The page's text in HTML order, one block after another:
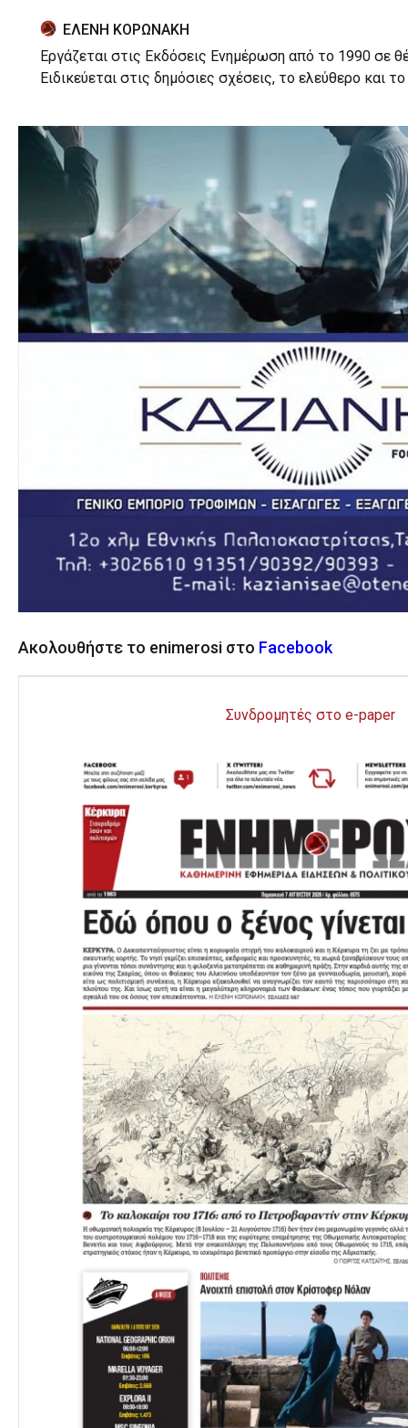
ΕΛΕΝΗ ΚΟΡΩΝΑΚΗ
Εργάζεται στις Εκδόσεις Ενημέρωση από το 1990 σε
Ειδικεύεται στις δημόσιες σχέσεις, το ελεύθερο και
Ακολουθήστε το enimerosi στο Facebook
Συνδρομητές στο e-paper